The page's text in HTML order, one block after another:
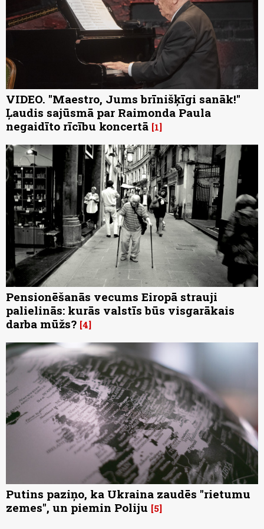
VIDEO. "Maestro, Jums brīnišķīgi sanāk!"
Ļaudis sajūsmā par Raimonda Paula
negaidīto rīcību koncertā 1
Pensionēšanās vecums Eiropā strauji
palielinās: kurās valstīs būs visgarākais
darba mūžs? 4
Putins paziņo, ka Ukraina zaudēs "rietumu
zemes", un piemin Poliju 5